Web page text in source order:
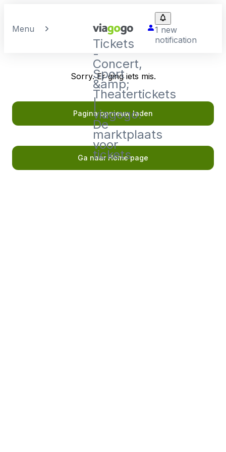
Menu
Tickets
-
Concert,
Sport
&amp;
Theatertickets
|
viagogo:
De
marktplaats
voor
tickets
1 new
notification
Sorry. Er ging iets mis.
Pagina opnieuw laden
Ga naar Home page